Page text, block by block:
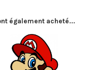
également acheté...